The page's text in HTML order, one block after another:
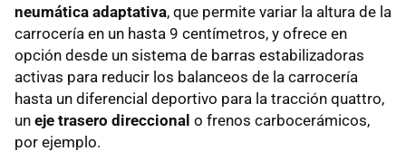
neumática adaptativa, que permite variar la altura de la
carrocería en un hasta 9 centímetros, y ofrece en
opción desde un sistema de barras estabilizadoras
activas para reducir los balanceos de la carrocería
hasta un diferencial deportivo para la tracción quattro,
un eje trasero direccional o frenos carbocerámicos,
por ejemplo.